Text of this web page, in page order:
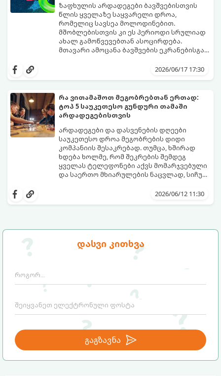
დასვი კითხვა
გაგზავნა
ზაფხულის არდადეგები ბავშვებისთვის
წლის ყველაზე საყვარელი დროა,
რომელიც სავსეა მოლოდინებით.
მშობლებისთვის კი ეს პერიოდი სრულიად
ახალ გამოწვევებთან ასოცირდება.
მთავარი ამოცანა ბავშვების ეკრანებისგან
მიმართვაა. მნიშვნელოვანია მათთვის
ჯანსაღი რუტინა დასვენების დღეებშიც
აუცილებელია.
მარკეტფლეისი საქართველოში,
დაგეხმარებათ. აქ ყველა ასაკისა და
ინტერესის მქონე ბავშვისთვის მოიძებნება
იდეალური გასართობი საშუალება.
2026/06/17 17:30
რა ვითამაშოთ მეგობრებთან ერთად:
ტოპ 5 საუკეთესო გუნდური თამაში
არდადეგებისთვის
არდადეგები და დასვენების დღეები
საუკეთესო დროა მეგობრების დიდი
კომპანიის შესაკრებად. თუმცა, ხშირად
ხდება ხოლმე, რომ შეკრების შემდეგ
ყველას ტელეფონები აქვს მომარჯვებული
და საერთო მხიარულების ნაცვლად, სიჩუმე
დასაღწევად და ნამდვილი, ცოცხალი
იუმორით სავსე აქტივობები მეგობრებს
თქვენს არდადეგებს ნამდვილ
2026/06/12 11:30